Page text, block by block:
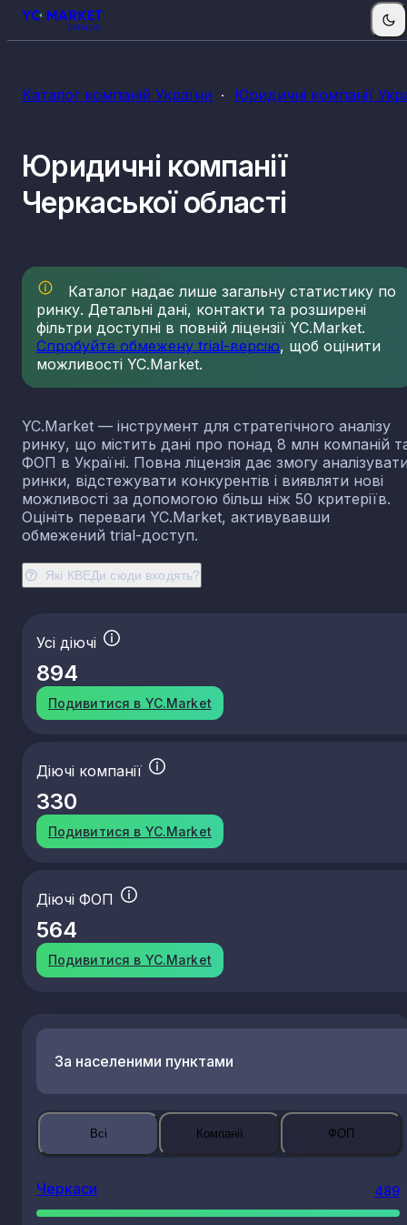
Каталог компаній України Юридичні компанії
Які КВЕДи сюди входять?
Юридичні компанії
Черкаської області
Каталог надає лише загальну статистику по
ринку. Детальні дані, контакти та розширені
фільтри доступні в повній ліцензії YC.Market.
Спробуйте обмежену trial-версію, щоб оцінити
можливості YC.Market.
YC.Market — інструмент для стратегічного аналізу
ринку, що містить дані про понад 8 млн компаній
ФОП в Україні. Повна ліцензія дає змогу
ринки, відстежувати конкурентів і виявляти нові
можливості за допомогою більш ніж 50 критеріїв.
Оцініть переваги YC.Market, активувавши
обмежений trial-доступ.
Усі діючі
894
Подивитися в YC.Market
Діючі компанії
330
Подивитися в YC.Market
Діючі ФОП
564
Подивитися в YC.Market
За населеними пунктами
Всі Компанії ФОП
Черкаси 489
КВЕДи юридичних послуг